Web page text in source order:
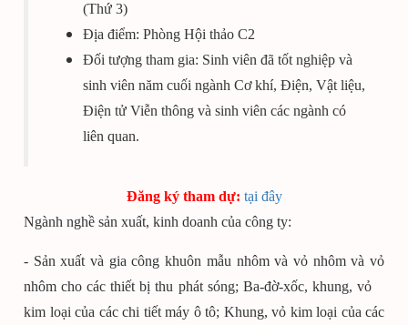
(Thứ 3)
Địa điểm: Phòng Hội thảo C2
Đối tượng tham gia: Sinh viên đã tốt nghiệp và
sinh viên năm cuối ngành Cơ khí, Điện, Vật liệu,
Điện tử Viễn thông và sinh viên các ngành có
liên quan.
Đăng ký tham dự: tại đây
Ngành nghề sản xuất, kinh doanh của công ty:
- Sản xuất và gia công khuôn mẫu nhôm và vỏ nhôm và vỏ
nhôm cho các thiết bị thu phát sóng; Ba-đờ-xốc, khung, vỏ
kim loại của các chi tiết máy ô tô; Khung, vỏ kim loại của các